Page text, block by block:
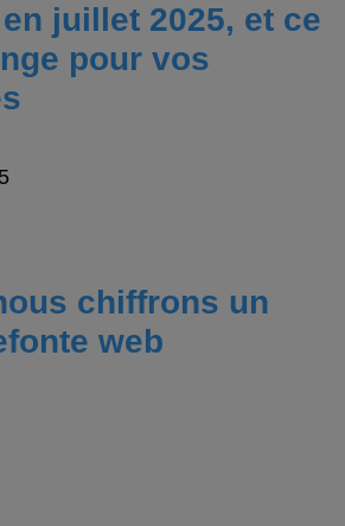
juillet 2025, et ce
pour vos
chiffrons un
web